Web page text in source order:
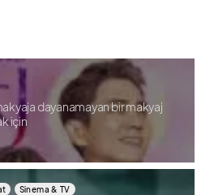
dayanamayan bir makyaj
için
Sinema & TV